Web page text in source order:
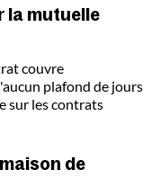
la mutuelle
couvre
plafond de jours
sur les contrats
de